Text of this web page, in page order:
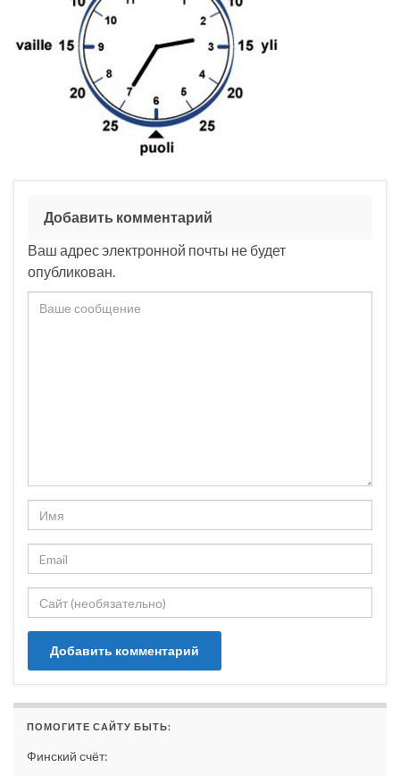
Добавить комментарий
Ваш адрес электронной почты не будет
опубликован.
ПОМОГИТЕ САЙТУ БЫТЬ:
Финский счёт: